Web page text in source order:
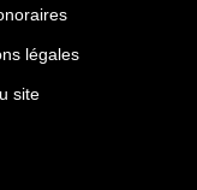
légales
site